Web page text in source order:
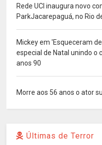
Rede UCI inaugura novo
ParkJacarepaguá, no Rio
Mickey em 'Esqueceram
especial de Natal unindo o
anos 90
Morre aos 56 anos o ator
Últimas de Terror